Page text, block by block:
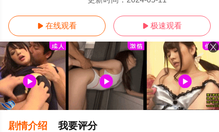
 在线观看  极速观看
剧情介绍 我要评分